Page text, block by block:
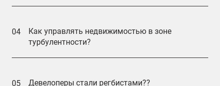
04
Как управлять недвижимостью в зоне
турбулентности?
05 Девелоперы стали регбистами??